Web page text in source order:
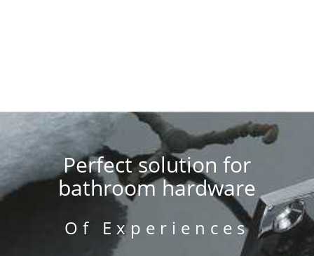
Perfect solution for
bathroom hardware
Of Experiences